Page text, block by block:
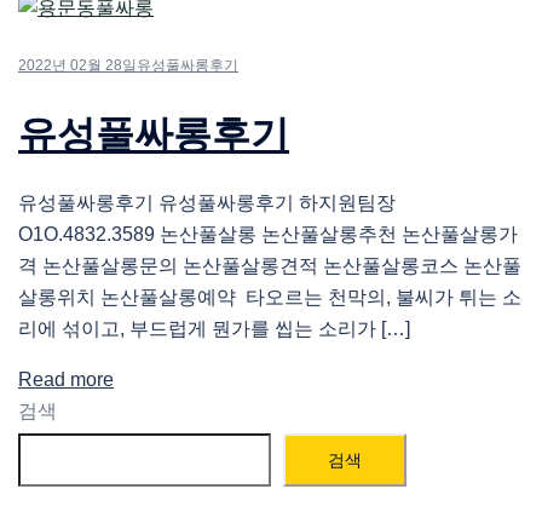
2022년 02월 28일 유성풀싸롱후기
유성풀싸롱후기
유성풀싸롱후기 유성풀싸롱후기 하지원팀장
O1O.4832.3589 논산풀살롱 논산풀살롱추천 논산풀살롱가
격 논산풀살롱문의 논산풀살롱견적 논산풀살롱코스 논산풀
살롱위치 논산풀살롱예약 타오르는 천막의, 불씨가 튀는 소
리에 섞이고, 부드럽게 뭔가를 씹는 소리가 […]
Read more
검색
검색